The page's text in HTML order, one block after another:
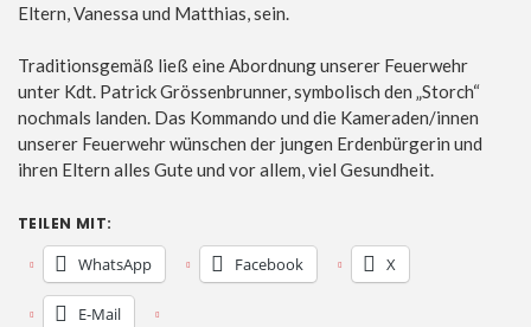
Eltern, Vanessa und Matthias, sein.
Traditionsgemäß ließ eine Abordnung unserer Feuerwehr
unter Kdt. Patrick Grössenbrunner, symbolisch den „Storch“
nochmals landen. Das Kommando und die Kameraden/innen
unserer Feuerwehr wünschen der jungen Erdenbürgerin und
ihren Eltern alles Gute und vor allem, viel Gesundheit.
TEILEN MIT:
WhatsApp Facebook X
E-Mail